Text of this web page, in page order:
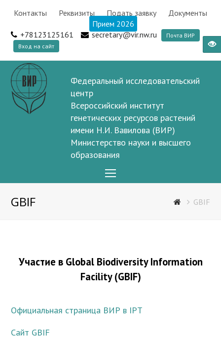
Контакты Реквизиты Подать заявку
Документы
Прием 2026
+78123125161
secretary@vir.nw.ru
Почта ВИР
Вход на сайт
Федеральный исследовательский
центр
Всероссийский институт
генетических ресурсов растений
имени Н.И. Вавилова (ВИР)
Министерство науки и высшего
образования
GBIF GBIF
Участие в Global Biodiversity Information
Facility (GBIF)
Официальная страница ВИР в IPT
Сайт GBIF